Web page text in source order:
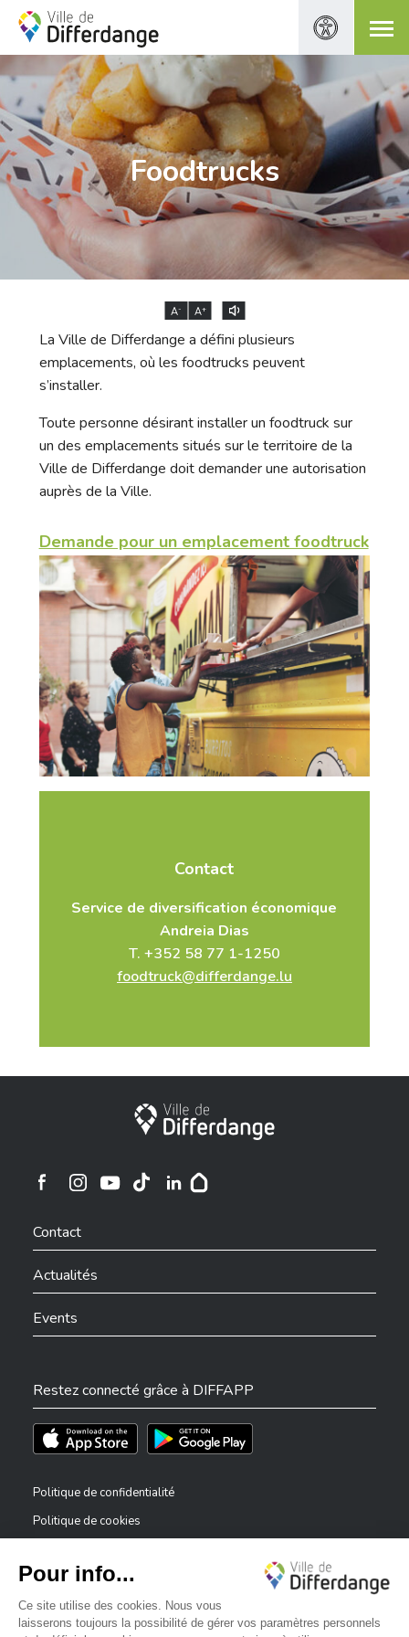
Foodtrucks
A- A+
La Ville de Differdange a défini plusieurs
emplacements, où les foodtrucks peuvent
s’installer.
Toute personne désirant installer un foodtruck sur
un des emplacements situés sur le territoire de la
Ville de Differdange doit demander une autorisation
auprès de la Ville.
Demande pour un emplacement foodtruck
Contact
Service de diversification économique
Andreia Dias
T. +352 58 77 1-1250
foodtruck@differdange.lu
Ville de Differdange
Ville de Differdange sur Instagram
Contact
Actualités
Events
Restez connecté grâce à DIFFAPP
Téléchargez l'app sur l'App StoreTéléchargez l'app sur Play Store
Politique de confidentialité
Politique de cookies
Déclaration d’accessibilité
Dispositif de signalement — lanceurs d’alerte
✕
Bonjour, comment puis-je vous aider ?